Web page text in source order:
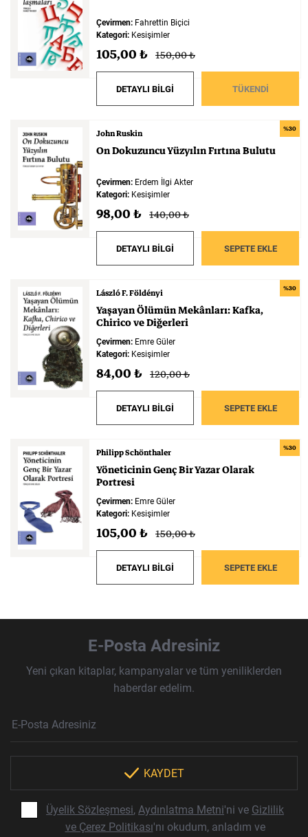
Çevirmen: Fahrettin Biçici
Kategori: Kesişimler
105,00 ₺ 150,00 ₺
DETAYLI BİLGİ TÜKENDİ
%30
John Ruskin
OnDokuzuncuYüzyılınFırtınaBulutu
Çevirmen: Erdem İlgi Akter
Kategori: Kesişimler
98,00 ₺ 140,00 ₺
DETAYLI BİLGİ SEPETE EKLE
%30
László F. Földényi
YaşayanÖlümünMekânları:Kafka,
ChiricoveDiğerleri
Çevirmen: Emre Güler
Kategori: Kesişimler
84,00 ₺ 120,00 ₺
DETAYLI BİLGİ SEPETE EKLE
%30
Philipp Schönthaler
YöneticininGençBirYazarOlarak
Portresi
Çevirmen: Emre Güler
Kategori: Kesişimler
105,00 ₺ 150,00 ₺
DETAYLI BİLGİ SEPETE EKLE
E-Posta Adresiniz
Yeni çıkan kitaplar, kampanyalar ve tüm yeniliklerden
haberdar edelim.
Haber Bülteni Aboneliği
KAYDET
Üyelik Sözleşmesi, Aydınlatma Metni'ni ve Gizlilik
ve Çerez Politikası'nı okudum, anladım ve